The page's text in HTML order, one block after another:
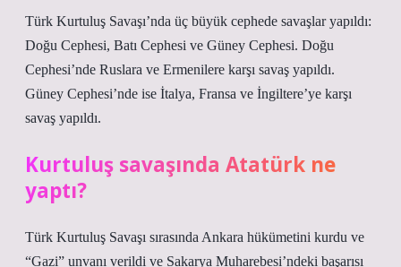
Türk Kurtuluş Savaşı’nda üç büyük cephede savaşlar yapıldı:
Doğu Cephesi, Batı Cephesi ve Güney Cephesi. Doğu
Cephesi’nde Ruslara ve Ermenilere karşı savaş yapıldı.
Güney Cephesi’nde ise İtalya, Fransa ve İngiltere’ye karşı
savaş yapıldı.
Kurtuluş savaşında Atatürk ne
yaptı?
Türk Kurtuluş Savaşı sırasında Ankara hükümetini kurdu ve
“Gazi” unvanı verildi ve Sakarya Muharebesi’ndeki başarısı